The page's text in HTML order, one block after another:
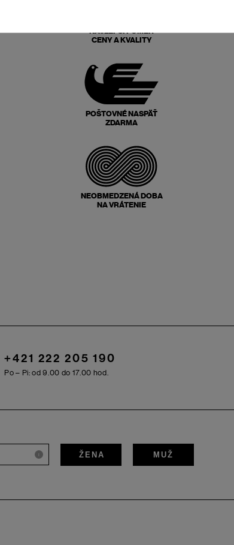
NAJLEPŠÍ POMER
CENY A KVALITY
POŠTOVNÉ NASPÄŤ
ZDARMA
NEOBMEDZENÁ DOBA
NA VRÁTENIE
+421 222 205 190
Po – Pi: od 9.00 do 17.00 hod.
i ŽENA MUŽ